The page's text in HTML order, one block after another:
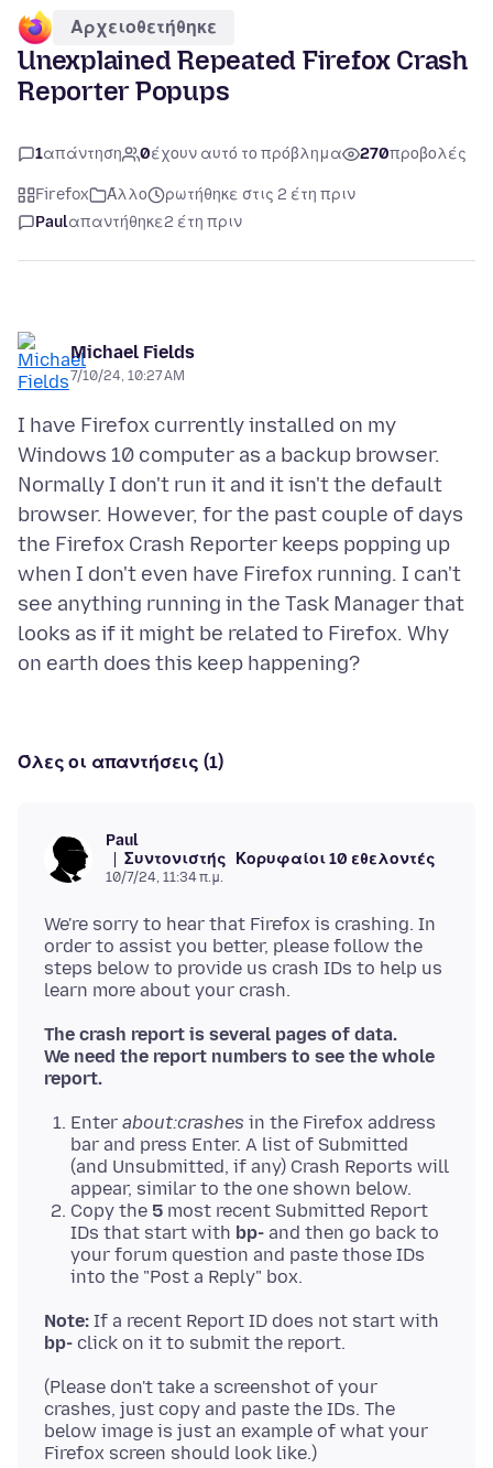
Αρχειοθετήθηκε
Unexplained Repeated Firefox Crash
Reporter Popups
1απάντηση 0έχουν αυτό το πρόβλημα 270προβολές
Firefox Άλλο
ρωτήθηκε στις 2 έτη πριν
Paulαπαντήθηκε2 έτη πριν
Michael Fields
7/10/24, 10:27 AM
I have Firefox currently installed on my
Windows 10 computer as a backup browser.
Normally I don't run it and it isn't the default
browser. However, for the past couple of days
the Firefox Crash Reporter keeps popping up
when I don't even have Firefox running. I can't
see anything running in the Task Manager that
looks as if it might be related to Firefox. Why
Όλες οι απαντήσεις (1)
Paul
Συντονιστής
Κορυφαίοι 10 εθελοντές
10/7/24, 11:34 π.μ.
We're sorry to hear that Firefox is crashing. In
order to assist you better, please follow the
steps below to provide us crash IDs to help us
The crash report is several pages of data.
We need the report numbers to see the whole
report.
Enter about:crashes in the Firefox address
bar and press Enter. A list of Submitted
(and Unsubmitted, if any) Crash Reports will
appear, similar to the one shown below.
Copy the 5 most recent Submitted Report
IDs that start with bp- and then go back to
your forum question and paste those IDs
into the "Post a Reply" box.
Note: If a recent Report ID does not start with
bp-
(Please don't take a screenshot of your
crashes, just copy and paste the IDs. The
below image is just an example of what your